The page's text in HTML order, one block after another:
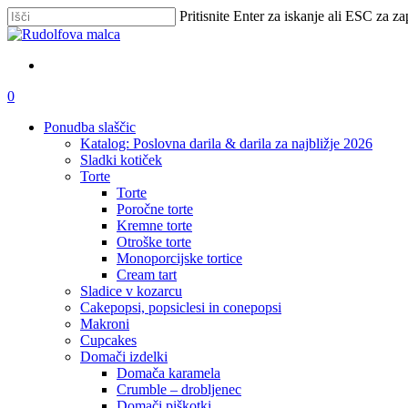
Skip
to
content
Pritisnite Enter za iskanje ali ESC za
Zapri
išči
account
0
Ponudba slaščic
Katalog: Poslovna darila & darila za najbližje 2026
Sladki kotiček
Torte
Torte
Poročne torte
Kremne torte
Otroške torte
Monoporcijske tortice
Cream tart
Sladice v kozarcu
Cakepopsi, popsiclesi in conepopsi
Makroni
Cupcakes
Domači izdelki
Domača karamela
Crumble – drobljenec